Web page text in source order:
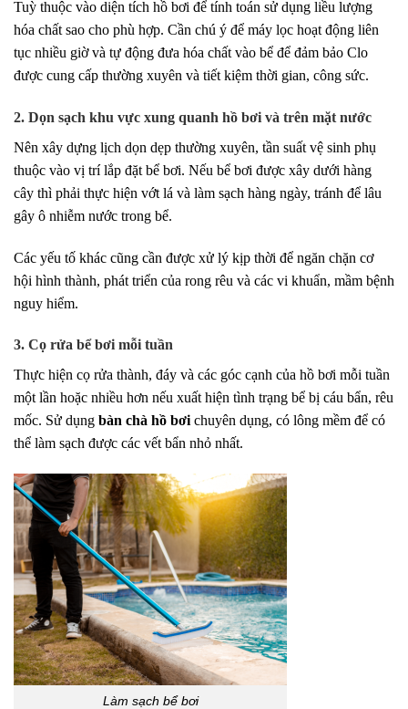
Tuỳ thuộc vào diện tích hồ bơi để tính toán sử dụng liều lượng
hóa chất sao cho phù hợp. Cần chú ý để máy lọc hoạt động liên
tục nhiều giờ và tự động đưa hóa chất vào bể để đảm bảo Clo
được cung cấp thường xuyên và tiết kiệm thời gian, công sức.
2. Dọn sạch khu vực xung quanh hồ bơi và trên mặt nước
Nên xây dựng lịch dọn dẹp thường xuyên, tần suất vệ sinh phụ
thuộc vào vị trí lắp đặt bể bơi. Nếu bể bơi được xây dưới hàng
cây thì phải thực hiện vớt lá và làm sạch hàng ngày, tránh để lâu
gây ô nhiễm nước trong bể.
Các yếu tố khác cũng cần được xử lý kịp thời để ngăn chặn cơ
hội hình thành, phát triển của rong rêu và các vi khuẩn, mầm bệnh
nguy hiểm.
3. Cọ rửa bể bơi mỗi tuần
Thực hiện cọ rửa thành, đáy và các góc cạnh của hồ bơi mỗi tuần
một lần hoặc nhiều hơn nếu xuất hiện tình trạng bể bị cáu bẩn, rêu
mốc. Sử dụng bàn chà hồ bơichuyên dụng, có lông mềm để có
thể làm sạch được các vết bẩn nhỏ nhất.
Làm sạch bể bơi